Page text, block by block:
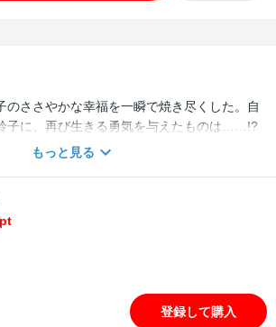
のささやかな幸福を一瞬で焼き尽くした。自
子に、再び生きる勇気を与えたものは……!?
/敗色濃厚の現状打破のため、起死回生の特攻
出口のない海」の２編を収録した戦争ド
もっと見る
pt
登録して購入